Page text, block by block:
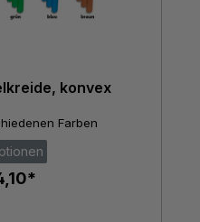
konvex
Farben